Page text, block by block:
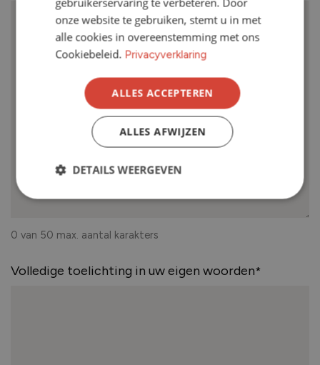
0 van 50 max. aantal karakters
Volledige toelichting in uw eigen woorden
onze website te gebruiken, stemt u in met
alle cookies in overeenstemming met ons
Cookiebeleid. Privacyverklaring
ALLES ACCEPTEREN
ALLES AFWIJZEN
DETAILS WEERGEVEN